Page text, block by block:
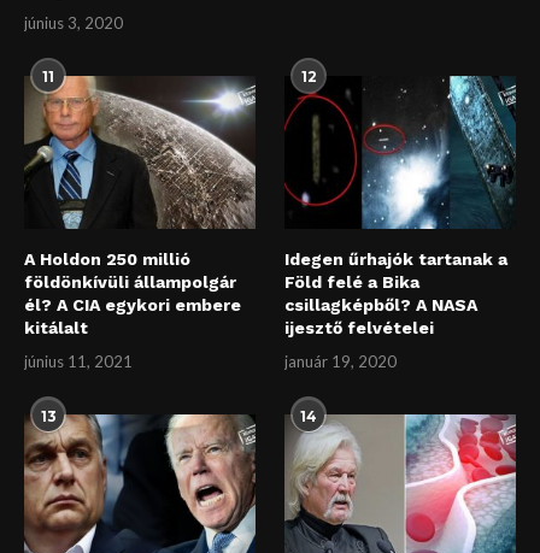
június 3, 2020
11
A Holdon 250 millió
földönkívüli állampolgár
él? A CIA egykori embere
kitálalt
június 11, 2021
12
Idegen űrhajók tartanak a
Föld felé a Bika
csillagképből? A NASA
ijesztő felvételei
január 19, 2020
13 14